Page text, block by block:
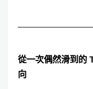
從一次偶然滑到的
向